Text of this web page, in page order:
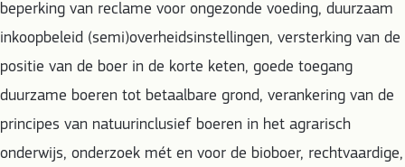
beperking van reclame voor ongezonde voeding, duurzaam
inkoopbeleid (semi)overheidsinstellingen, versterking van de
positie van de boer in de korte keten, goede toegang
duurzame boeren tot betaalbare grond, verankering van de
principes van natuurinclusief boeren in het agrarisch
onderwijs, onderzoek mét en voor de bioboer, rechtvaardige,